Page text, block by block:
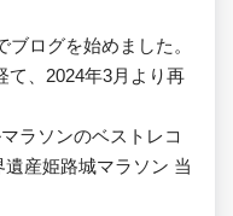
ブログを始めました。
て、2024年3月より再
ラソンのベストレコ
遺産姫路城マラソン 当